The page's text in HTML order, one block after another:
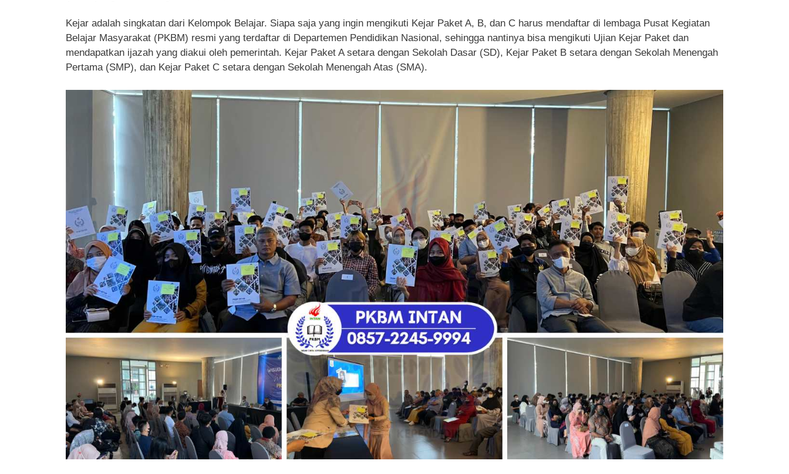
Kejar adalah singkatan dari Kelompok Belajar. Siapa saja yang ingin mengikuti Kejar Paket A, B, dan C harus mendaftar di lembaga Pusat Kegiatan
Belajar Masyarakat (PKBM) resmi yang terdaftar di Departemen Pendidikan Nasional, sehingga nantinya bisa mengikuti Ujian Kejar Paket dan
mendapatkan ijazah yang diakui oleh pemerintah. Kejar Paket A setara dengan Sekolah Dasar (SD), Kejar Paket B setara dengan Sekolah Menengah
Pertama (SMP), dan Kejar Paket C setara dengan Sekolah Menengah Atas (SMA).